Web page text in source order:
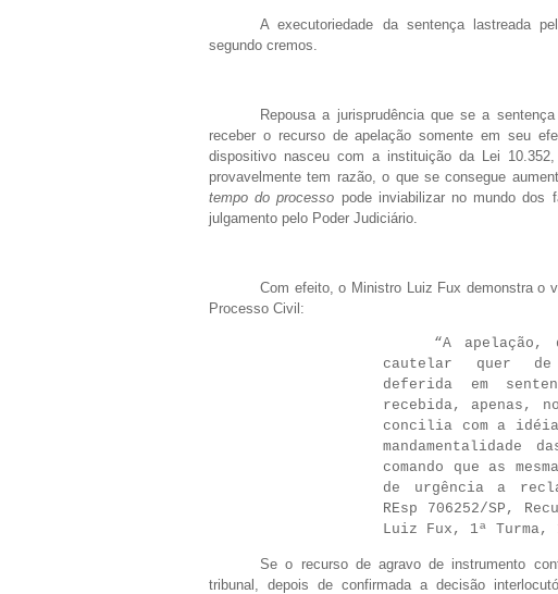
A executoriedade da sentença lastreada
segundo cremos.
Repousa a jurisprudência que se a
receber o recurso de apelação somente em seu
dispositivo nasceu com a instituição da Lei
provavelmente tem razão, o que se consegue
tempo do processo pode inviabilizar no mundo dos
julgamento pelo Poder Judiciário.
Com efeito, o Ministro Luiz Fux demonstra o
Processo Civil:
“A
cautelar quer
deferida em
recebida, apenas,
concilia com a
mandamentalidade
comando que as
de urgência a
REsp 706252/SP,
Luiz Fux, 1ª Turma,
Se o recurso de agravo de instrumento
tribunal, depois de confirmada a decisão